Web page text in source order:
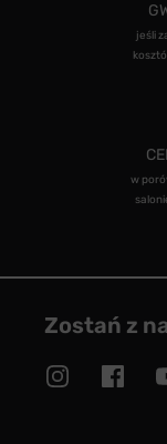
jeśli
w
Zostań z